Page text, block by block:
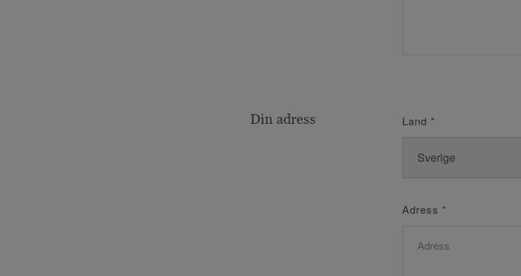
Din adress Land *
Adress *